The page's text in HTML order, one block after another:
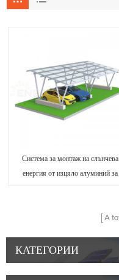
Система за монтаж на слънчева
енергия от изцяло алуминий за
A
КАТЕГОРИИ